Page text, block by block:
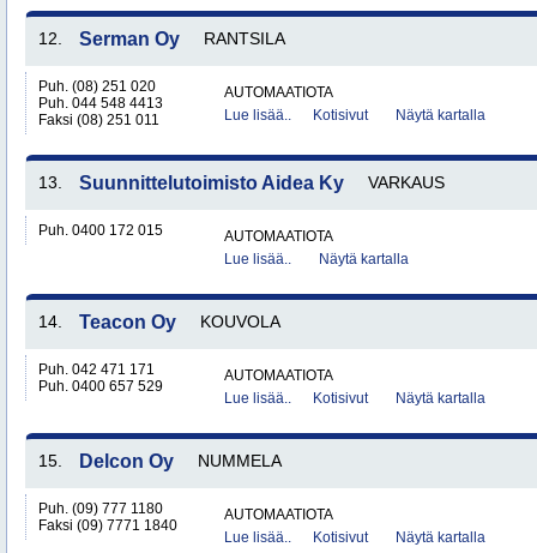
12. Serman Oy RANTSILA
Puh. (08) 251 020
Puh. 044 548 4413
Faksi (08) 251 011
AUTOMAATIOTA
Lue lisää..
Kotisivut Näytä kartalla
13. Suunnittelutoimisto Aidea Ky VARKAUS
Puh. 0400 172 015
AUTOMAATIOTA
Lue lisää..
Näytä kartalla
14. Teacon Oy KOUVOLA
Puh. 042 471 171
Puh. 0400 657 529
AUTOMAATIOTA
Lue lisää..
Kotisivut Näytä kartalla
15. Delcon Oy NUMMELA
Puh. (09) 777 1180
Faksi (09) 7771 1840
AUTOMAATIOTA
Lue lisää..
Kotisivut Näytä kartalla